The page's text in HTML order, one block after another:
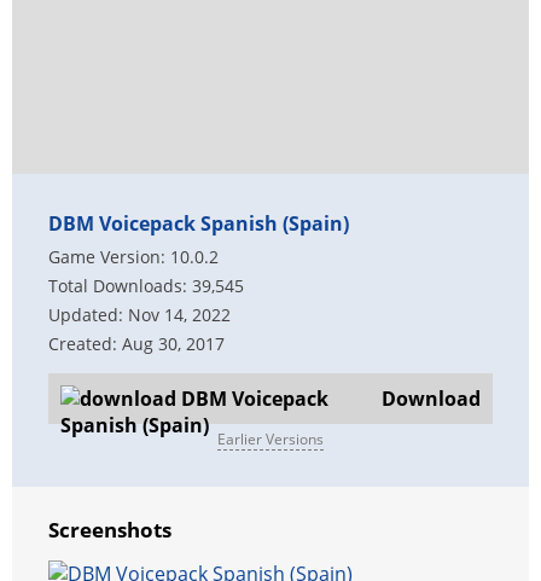
DBM Voicepack Spanish (Spain)
Game Version: 10.0.2
Total Downloads: 39,545
Updated: Nov 14, 2022
Created: Aug 30, 2017
Download
Earlier Versions
Screenshots